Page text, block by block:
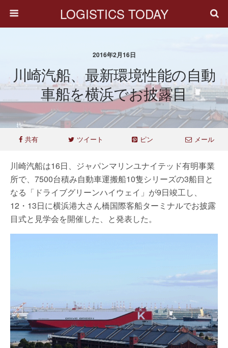
LOGISTICS TODAY
2016年2月16日
川崎汽船、最新環境性能の自動
車船を横浜でお披露目
共有 ツイート ピン メール
川崎汽船は16日、ジャパンマリンユナイテッド有明事業
所で、7500台積み自動車運搬船10隻シリーズの3船目と
なる「ドライブグリーンハイウェイ」が9日竣工し、
12・13日に横浜港大さん橋国際客船ターミナルでお披露
目式と見学会を開催した、と発表した。